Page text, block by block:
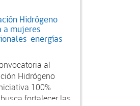
Hidrógeno
a mujeres
energías
al
Hidrógeno
100%
fortalecer las